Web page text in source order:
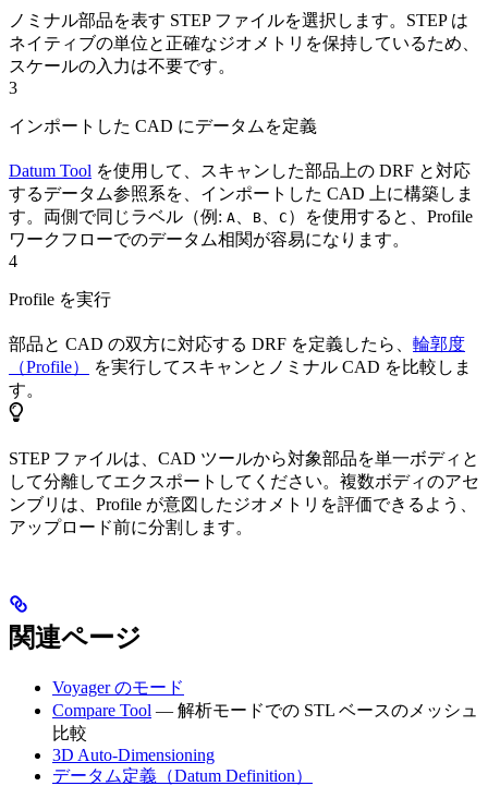
ノミナル部品を表す STEP ファイルを選択します。STEP は
ネイティブの単位と正確なジオメトリを保持しているため、
スケールの入力は不要です。
3
インポートした CAD にデータムを定義
Datum Tool を使用して、スキャンした部品上の DRF と対応
するデータム参照系を、インポートした CAD 上に構築しま
す。両側で同じラベル（例: A B C ）を使用すると、Profile
ワークフローでのデータム相関が容易になります。
4
Profile を実行
部品と CAD の双方に対応する DRF を定義したら、 輪郭度
（Profile）
を実行してスキャンとノミナル CAD を比較しま
す。
STEP ファイルは、CAD ツールから対象部品を単一ボディと
して分離してエクスポートしてください。複数ボディのアセ
ンブリは、Profile が意図したジオメトリを評価できるよう、
アップロード前に分割します。
関連ページ
Voyager のモード
Compare Tool — 解析モードでの STL ベースのメッシュ
比較
3D Auto-Dimensioning
データム定義（Datum Definition）